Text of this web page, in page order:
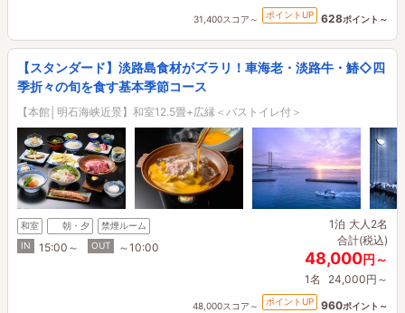
31,400スコア～ ポイントUP 628ポイント～
【スタンダード】淡路島食材がズラリ！車海老・淡路牛・鰆◇四
季折々の旬を食す基本季節コース
【本館│明石海峡近景】和室12.5畳+広縁＜バストイレ付＞
和室 朝・夕
禁煙ルーム
IN
15:00～ OUT ～10:00
1泊 大人2名
合計(税込)
48,000円～
1名 24,000円～
48,000スコア～ ポイントUP 960ポイント～